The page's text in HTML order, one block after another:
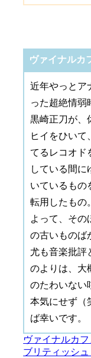
ヴァイナルカ
近年やっとア
った超絶情弱
黒崎正刀が、
ヒイをひいて
てるレコオド
している間に
いているもの
転用したもの。
よって、その
の古いものば
尤も音楽批評
のよりは、大
のたわいない
本気にせず（
ば幸いです。
ヴァイナルカフ
ブリティッシ